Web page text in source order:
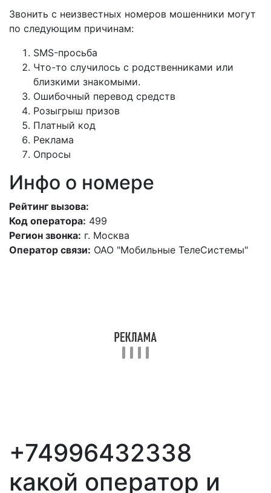
Звонить с неизвестных номеров мошенники могут
по следующим причинам:
SMS-просьба
Что-то случилось с родственниками или
близкими знакомыми.
Ошибочный перевод средств
Розыгрыш призов
Платный код
Реклама
Опросы
Инфо о номере
Рейтинг вызова:
Код оператора: 499
Регион звонка: г. Москва
Оператор связи: ОАО "Мобильные ТелеСистемы"
+74996432338
какой оператор и